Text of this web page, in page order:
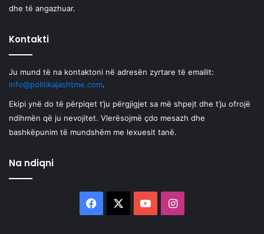
dhe të angazhuar.
Kontakti
Ju mund të na kontaktoni në adresën zyrtare të emailit:
info@politikajashtme.com.
Ekipi ynë do të përpiqet t’ju përgjigjet sa më shpejt dhe t’ju ofrojë
ndihmën që ju nevojitet. Vlerësojmë çdo mesazh dhe
bashkëpunim të mundshëm me lexuesit tanë.
Na ndiqni
Facebook YouTubeInstagram